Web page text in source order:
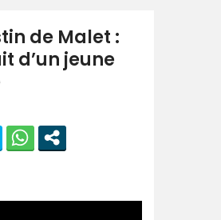
Nous aider
de Malet :
d’un jeune